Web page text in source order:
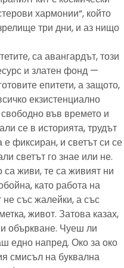
хармонии“, който
три дни, и аз нищо
са авангардът, този
и златен фонд —
епитети, а защото,
екзистенциално
във времето и
се в историята, трудът
фиксиран, и светът си се
светът го знае или не.
живи, те са живият ни
като работа на
със жалейки, а със
живот. Затова казах,
объркване. Чуеш ли
едно напред. Око за око
смисъл на буквална